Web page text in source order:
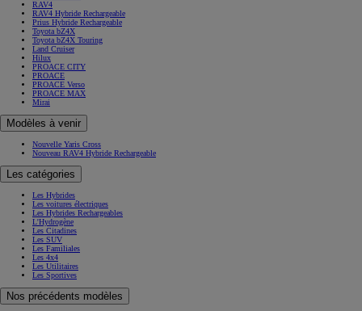
RAV4
RAV4 Hybride Rechargeable
Prius Hybride Rechargeable
Toyota bZ4X
Toyota bZ4X Touring
Land Cruiser
Hilux
PROACE CITY
PROACE
PROACE Verso
PROACE MAX
Mirai
Modèles à venir
Nouvelle Yaris Cross
Nouveau RAV4 Hybride Rechargeable
Les catégories
Les Hybrides
Les voitures électriques
Les Hybrides Rechargeables
L'Hydrogène
Les Citadines
Les SUV
Les Familiales
Les 4x4
Les Utilitaires
Les Sportives
Nos précédents modèles